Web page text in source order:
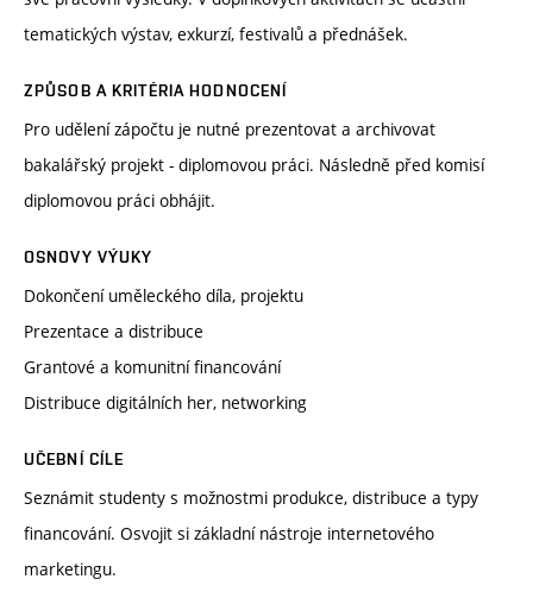
tematických výstav, exkurzí, festivalů a přednášek.
ZPŮSOB A KRITÉRIA HODNOCENÍ
Pro udělení zápočtu je nutné prezentovat a archivovat
bakalářský projekt - diplomovou práci. Následně před komisí
diplomovou práci obhájit.
OSNOVY VÝUKY
Dokončení uměleckého díla, projektu
Prezentace a distribuce
Grantové a komunitní financování
Distribuce digitálních her, networking
UČEBNÍ CÍLE
Seznámit studenty s možnostmi produkce, distribuce a typy
financování. Osvojit si základní nástroje internetového
marketingu.